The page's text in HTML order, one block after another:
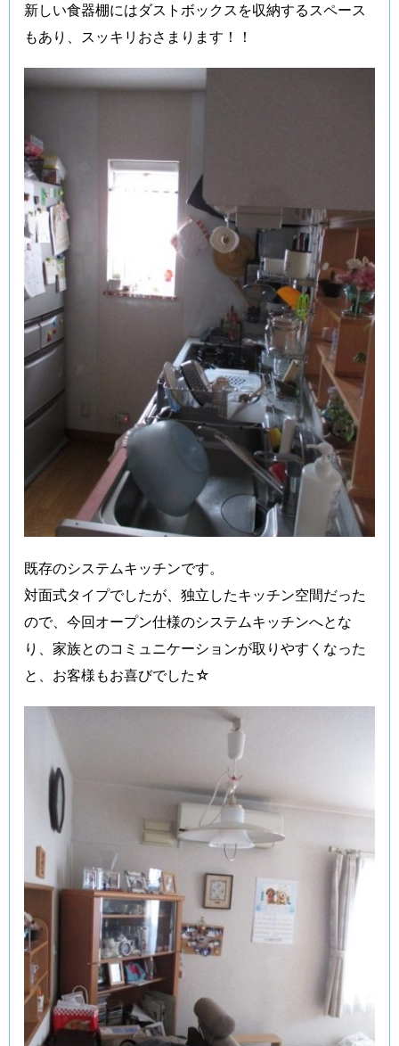
新しい食器棚にはダストボックスを収納するスペース
もあり、スッキリおさまります！！
既存のシステムキッチンです。
対面式タイプでしたが、独立したキッチン空間だった
ので、今回オープン仕様のシステムキッチンへとな
り、家族とのコミュニケーションが取りやすくなった
と、お客様もお喜びでした☆